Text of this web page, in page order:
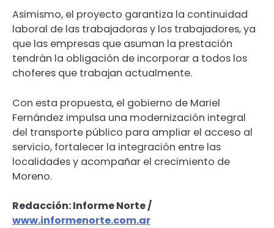
Asimismo, el proyecto garantiza la continuidad
laboral de las trabajadoras y los trabajadores, ya
que las empresas que asuman la prestación
tendrán la obligación de incorporar a todos los
choferes que trabajan actualmente.
Con esta propuesta, el gobierno de Mariel
Fernández impulsa una modernización integral
del transporte público para ampliar el acceso al
servicio, fortalecer la integración entre las
localidades y acompañar el crecimiento de
Moreno.
Redacción: Informe Norte /
www.informenorte.com.ar